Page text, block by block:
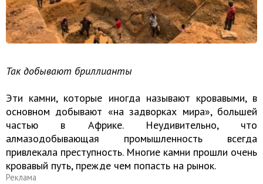
Так добывают бриллианты
Эти камни, которые иногда называют кровавыми, в
основном добывают «на задворках мира», большей
частью в Африке. Неудивительно, что
алмазодобывающая промышленность всегда
привлекала преступность. Многие камни прошли очень
кровавый путь, прежде чем попасть на рынок.
Реклама